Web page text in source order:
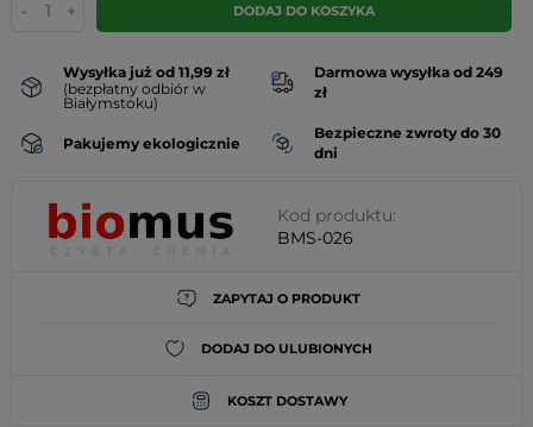
- + DODAJ DO KOSZYKA
Wysyłka już od 11,99 zł
(bezpłatny odbiór w
Białymstoku)
Darmowa wysyłka od 249
zł
Pakujemy ekologicznie
Bezpieczne zwroty do 30
dni
Kod produktu:
BMS-026
ZAPYTAJ O PRODUKT
DODAJ DO ULUBIONYCH
KOSZT DOSTAWY